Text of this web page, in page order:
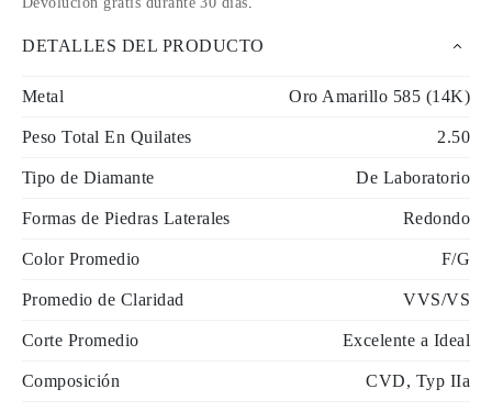
DETALLES DEL PRODUCTO
Metal Oro Amarillo 585 (14K)
Peso Total En Quilates 2.50
Tipo de Diamante De Laboratorio
Formas de Piedras Laterales Redondo
Color Promedio F/G
Promedio de Claridad VVS/VS
Corte Promedio Excelente a Ideal
Composición CVD, Typ IIa